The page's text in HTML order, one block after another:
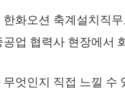
한화오션 축계설치직
공업 협력사 현장에서
엇인지 직접 느낄 수